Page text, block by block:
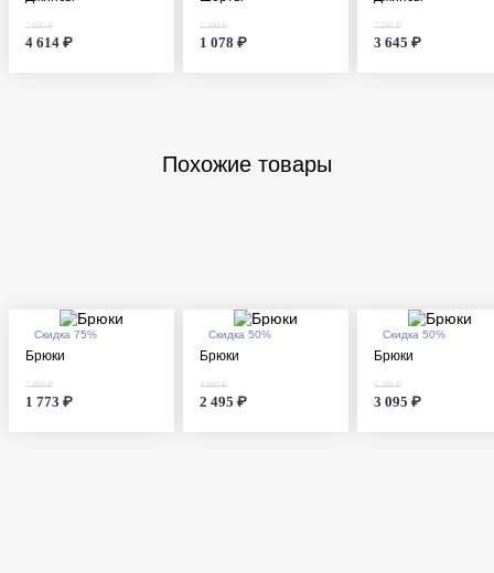
7 690 ₽
4 614 ₽
5 390 ₽
1 078 ₽
7 290 ₽
3 645 ₽
Похожие товары
Скидка 75%
Брюки
7 090 ₽
1 773 ₽
Скидка 50%
Брюки
4 990 ₽
2 495 ₽
Скидка 50%
Брюки
6 190 ₽
3 095 ₽